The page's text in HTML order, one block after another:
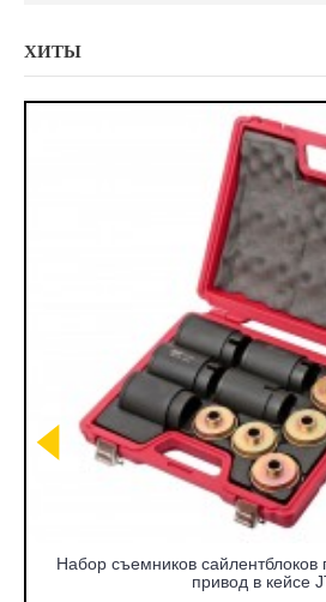
ХИТЫ
Набор съемников сайлентблоков
привод в кейсе